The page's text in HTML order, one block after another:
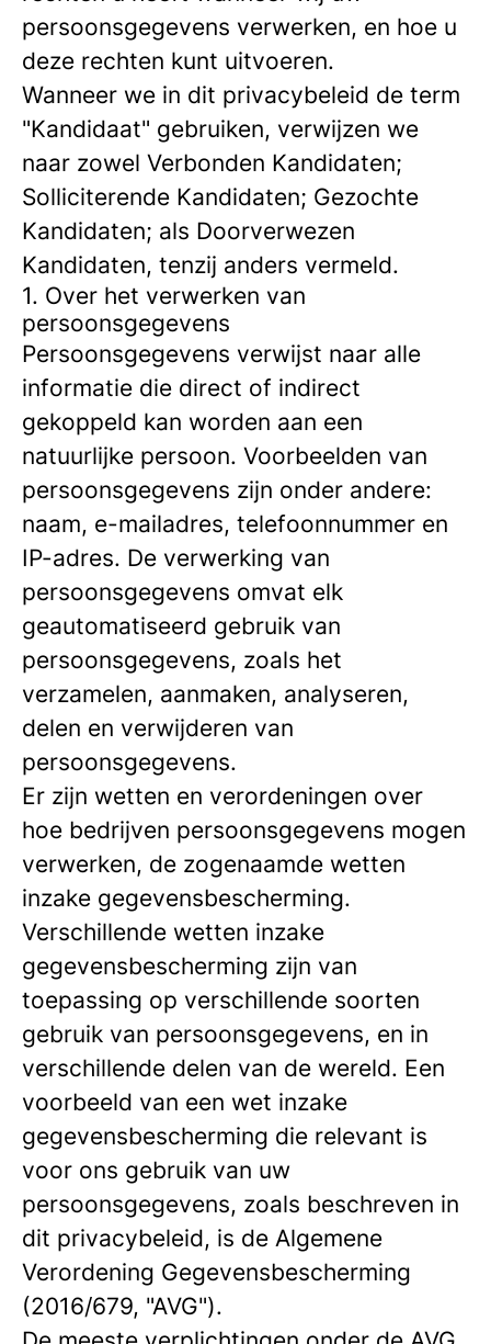
persoonsgegevens verwerken, en hoe u
deze rechten kunt uitvoeren.
Wanneer we in dit privacybeleid de term
"Kandidaat" gebruiken, verwijzen we
naar zowel Verbonden Kandidaten;
Solliciterende Kandidaten; Gezochte
Kandidaten; als Doorverwezen
Kandidaten, tenzij anders vermeld.
1. Over het verwerken van
persoonsgegevens
Persoonsgegevens verwijst naar alle
informatie die direct of indirect
gekoppeld kan worden aan een
natuurlijke persoon. Voorbeelden van
persoonsgegevens zijn onder andere:
naam, e-mailadres, telefoonnummer en
IP-adres. De verwerking van
persoonsgegevens omvat elk
geautomatiseerd gebruik van
persoonsgegevens, zoals het
verzamelen, aanmaken, analyseren,
delen en verwijderen van
persoonsgegevens.
Er zijn wetten en verordeningen over
hoe bedrijven persoonsgegevens mogen
verwerken, de zogenaamde wetten
inzake gegevensbescherming.
Verschillende wetten inzake
gegevensbescherming zijn van
toepassing op verschillende soorten
gebruik van persoonsgegevens, en in
verschillende delen van de wereld. Een
voorbeeld van een wet inzake
gegevensbescherming die relevant is
voor ons gebruik van uw
persoonsgegevens, zoals beschreven in
dit privacybeleid, is de Algemene
Verordening Gegevensbescherming
(2016/679, "AVG").